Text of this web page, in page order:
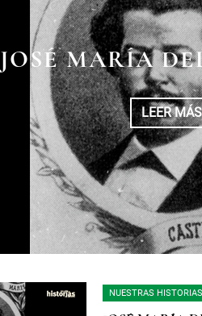
JOSÉ MARÍA
LEER MÁS
NUESTRAS HISTORIAS